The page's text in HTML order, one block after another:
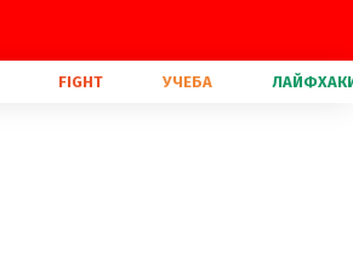
FIGHT УЧЕБА